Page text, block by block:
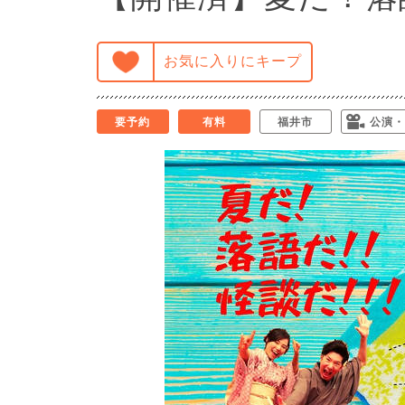
お気に入りにキープ
要予約 有料 福井市 公演